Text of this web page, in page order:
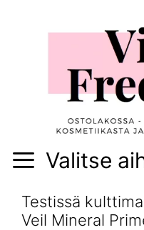
Valitse
Testissä
Veil Mineral